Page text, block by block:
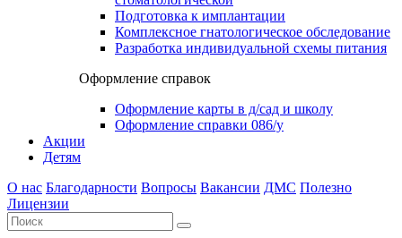
Подготовка к имплантации
Комплексное гнатологическое обследование
Разработка индивидуальной схемы питания
Оформление справок
Оформление карты в д/сад и школу
Оформление справки 086/у
Акции
Детям
О нас Благодарности Вопросы Вакансии ДМС Полезно
Лицензии